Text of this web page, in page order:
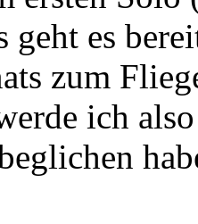
geht es
zum
ich